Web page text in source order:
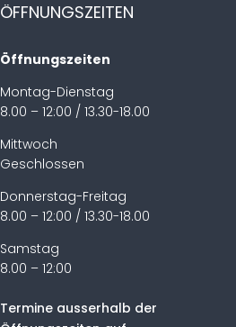
ÖFFNUNGSZEITEN
Öffnungszeiten
Montag-Dienstag
8.00 – 12:00 / 13.30-18.00
Mittwoch
Geschlossen
Donnerstag-Freitag
8.00 – 12:00 / 13.30-18.00
Samstag
8.00 – 12:00
Termine ausserhalb der